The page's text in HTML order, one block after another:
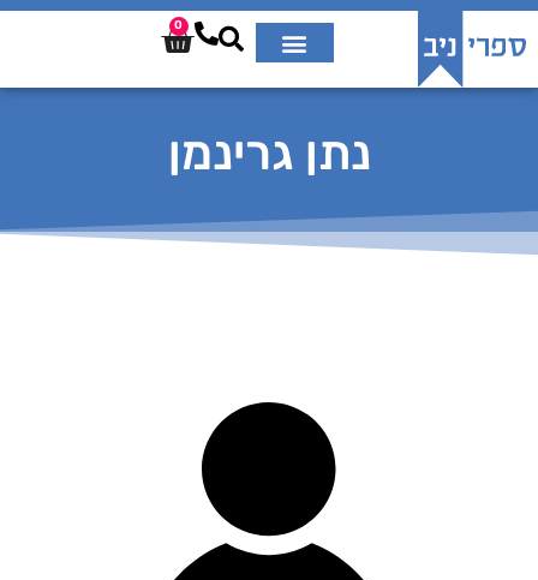
0
נתן גרינמן